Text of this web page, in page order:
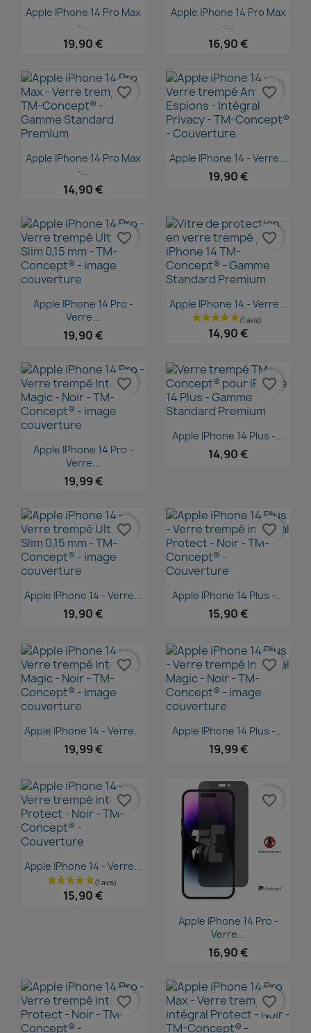
 Aperçu rapide
Apple IPhone 14 Pro Max
-...
19,90 €
 Aperçu rapide
Apple IPhone 14 Pro Max
-...
16,90 €
 Aperçu rapide
Apple IPhone 14 Pro Max
-...
14,90 €
favorite_border
 Aperçu rapide
Apple IPhone 14 - Verre...
19,90 €
favorite_border
Aperçu rapide
Apple IPhone 14 Pro -
Verre...
19,90 €
favorite_border
 Aperçu rapide
Apple IPhone 14 - Verre...
14,90 €
favorite_border
Aperçu rapide
Apple IPhone 14 Pro -
Verre...
19,99 €
favorite_border
Aperçu rapide
Apple IPhone 14 Plus -...
14,90 €
favorite_border
 Aperçu rapide
Apple IPhone 14 - Verre...
19,90 €
favorite_border
Aperçu rapide
Apple IPhone 14 Plus -...
15,90 €
favorite_border
 Aperçu rapide
Apple IPhone 14 - Verre...
19,99 €
favorite_border
Aperçu rapide
Apple IPhone 14 Plus -...
19,99 €
favorite_border
 Aperçu rapide
Apple IPhone 14 - Verre...
15,90 €
favorite_border
Aperçu rapide
Apple IPhone 14 Pro -
Verre...
16,90 €
favorite_border
favorite_border favorite_border